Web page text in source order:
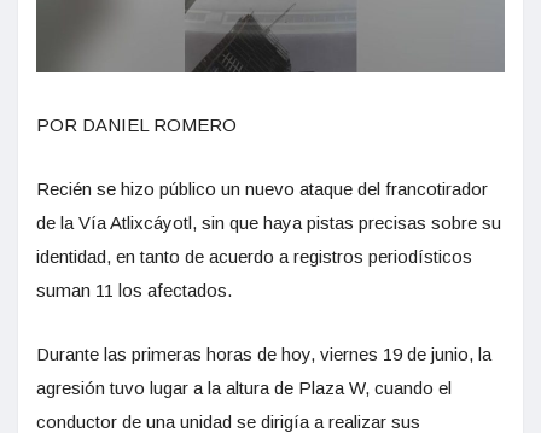
POR DANIEL ROMERO
Recién se hizo público un nuevo ataque del francotirador
de la Vía Atlixcáyotl, sin que haya pistas precisas sobre su
identidad, en tanto de acuerdo a registros periodísticos
suman 11 los afectados.
Durante las primeras horas de hoy, viernes 19 de junio, la
agresión tuvo lugar a la altura de Plaza W, cuando el
conductor de una unidad se dirigía a realizar sus